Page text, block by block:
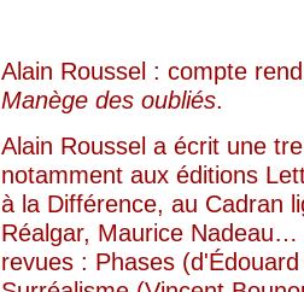
Alain Roussel : compte
Manège des oubliés.
Alain Roussel a écrit une
notamment aux éditions
à la Différence, au Cadran
Réalgar, Maurice
revues : Phases